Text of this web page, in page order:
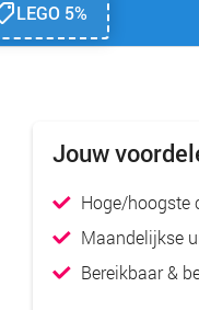
LEGO 5%
Jouw
Hoge/hoogste
Maandelijkse
Bereikbaar &